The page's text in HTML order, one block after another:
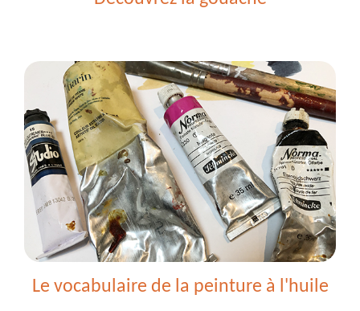
Le vocabulaire de la peinture à l'huile